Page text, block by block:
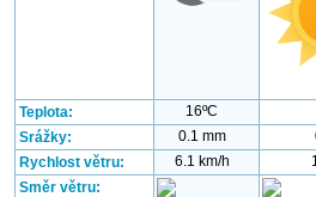
Teplota:
16ºC
Srážky:
0.1 mm
Rychlost větru:
6.1 km/h
Směr větru: